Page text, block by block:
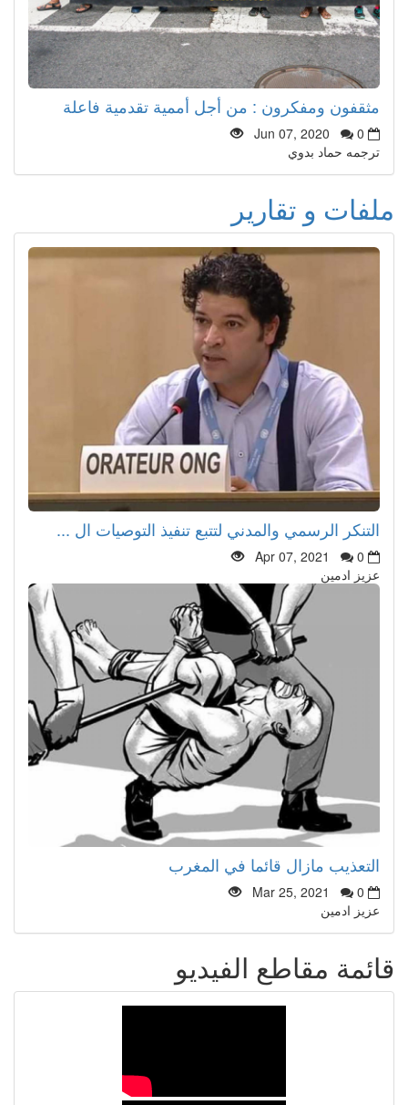
مثقفون ومفكرون : من أجل أممية تقدمية فاعلة
Jun 07, 2020
0
ترجمه حماد بدوي
ملفات و تقارير
التنكر الرسمي والمدني لتتبع تنفيذ التوصيات ال ...
Apr 07, 2021
0
عزيز ادمين
التعذيب مازال قائما في المغرب
Mar 25, 2021
0
عزيز ادمين
قائمة مقاطع الفيديو